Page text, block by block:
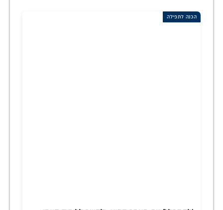
הכנה לתפילה